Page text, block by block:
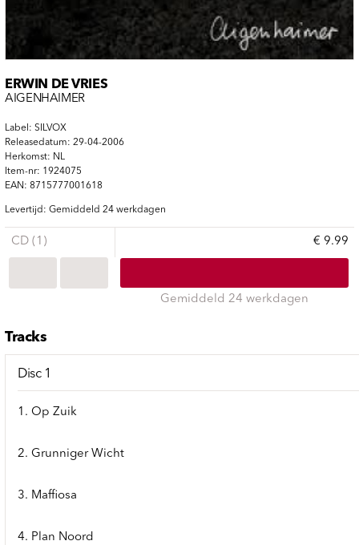
ERWIN DE VRIES
AIGENHAIMER
Label: SILVOX
Releasedatum: 29-04-2006
Herkomst: NL
Item-nr: 1924075
EAN: 8715777001618
Levertijd: Gemiddeld 24 werkdagen
CD (1) € 9.99
Gemiddeld 24 werkdagen
Tracks
Disc 1
1. Op Zuik
2. Grunniger Wicht
3. Maffiosa
4. Plan Noord